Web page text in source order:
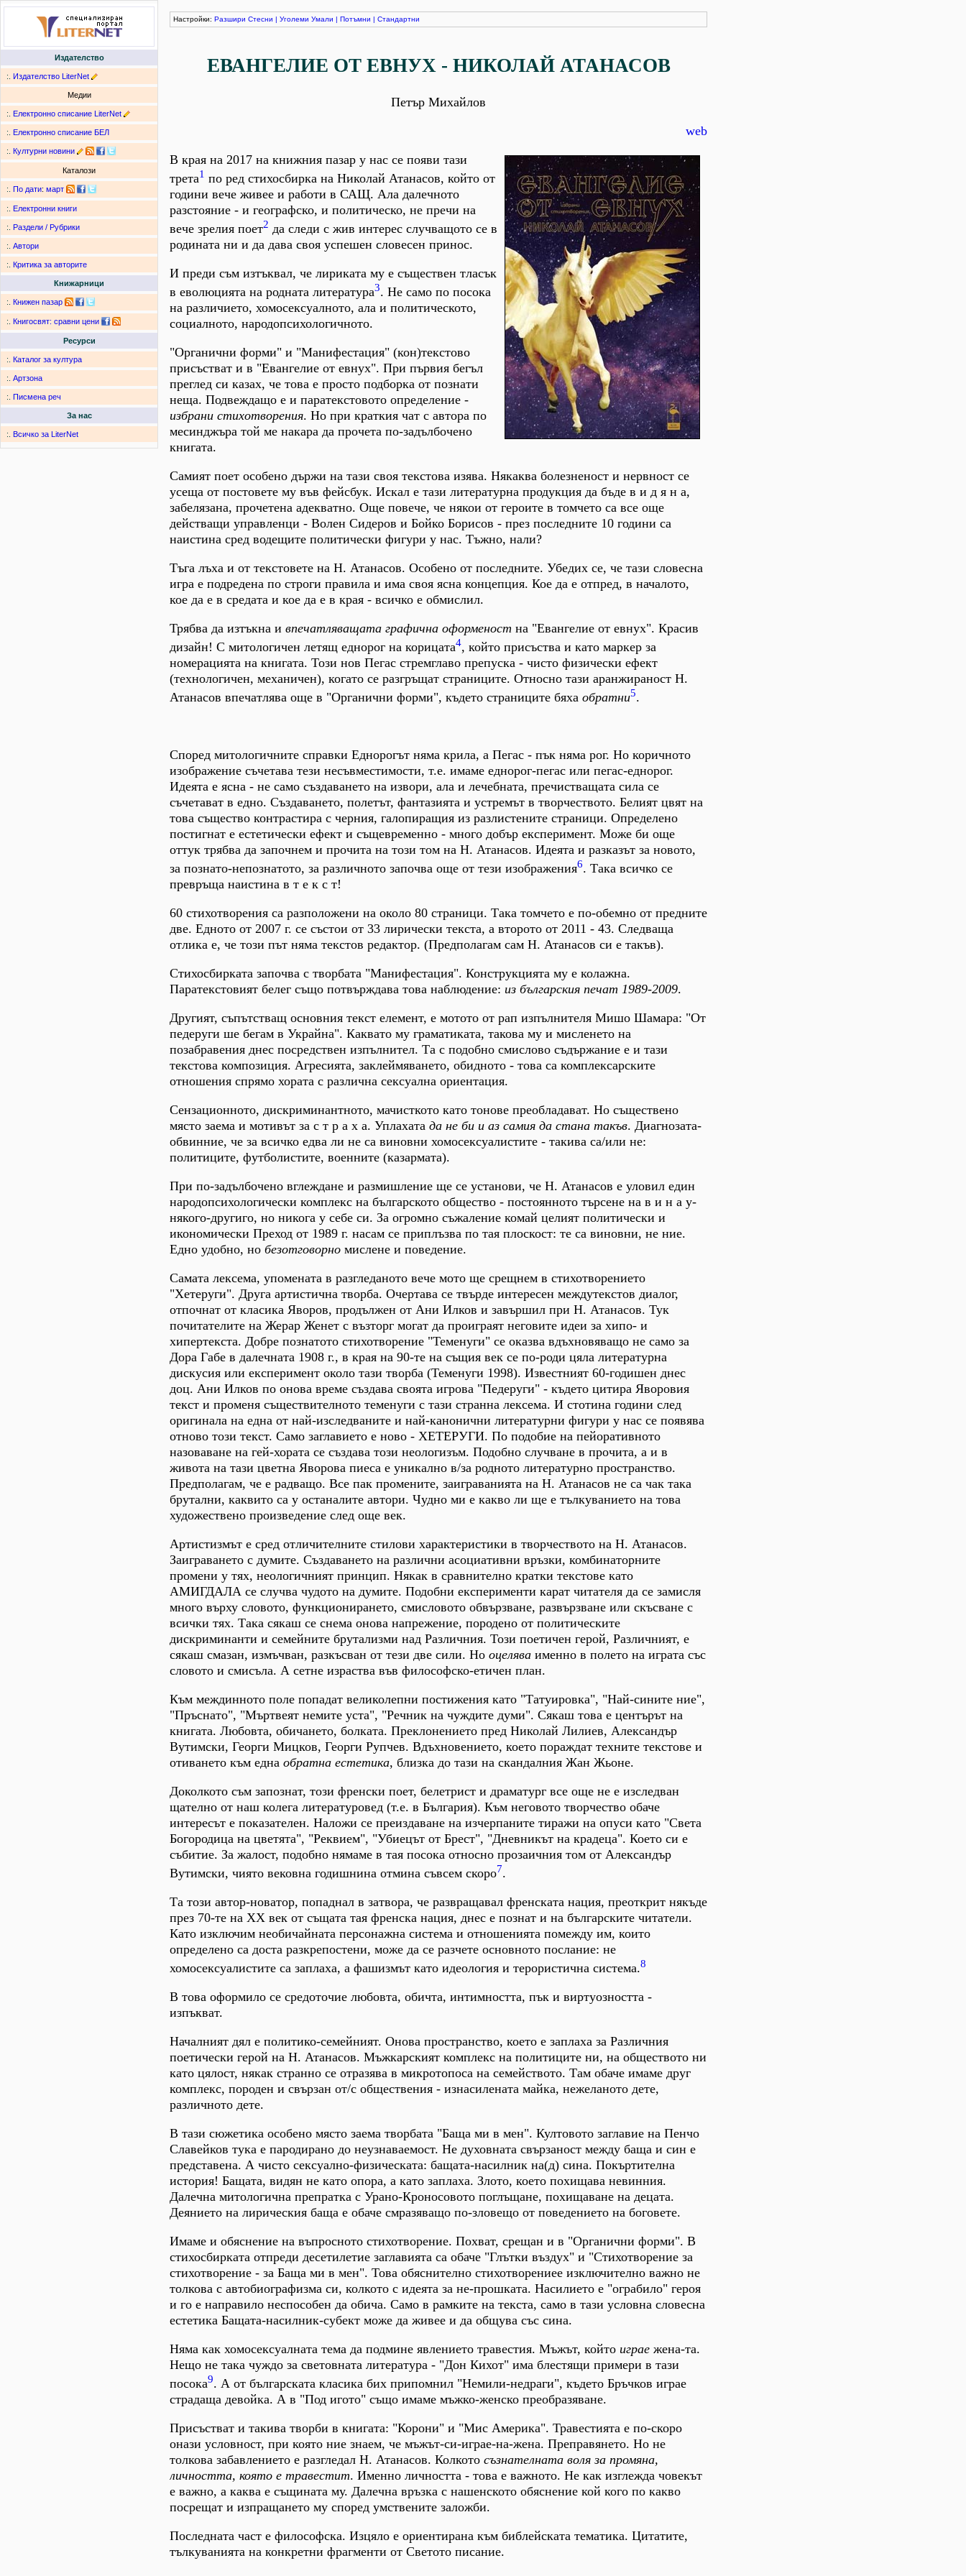
Издателство
:. Издателство LiterNet
Медии
:. Електронно списание LiterNet
:. Електронно списание БЕЛ
:. Културни новини
Каталози
:. По дати: март
:. Електронни книги
:. Раздели / Рубрики
:. Автори
:. Критика за авторите
Книжарници
:. Книжен пазар
:. Книгосвят: сравни цени
Ресурси
:. Каталог за култура
:. Артзона
:. Писмена реч
За нас
:. Всичко за LiterNet
Настройки: Разшири Стесни | Уголеми Умали | Потъмни | Стандартни
ЕВАНГЕЛИЕ ОТ ЕВНУХ - НИКОЛАЙ АТАНАСОВ
Петър Михайлов
web
В края на 2017 на книжния пазар у нас се появи тази
трета1 по ред стихосбирка на Николай Атанасов, който от
години вече живее и работи в САЩ. Ала далечното
разстояние - и географско, и политическо, не пречи на
вече зрелия поет2 да следи с жив интерес случващото се в
родината ни и да дава своя успешен словесен принос.
И преди съм изтъквал, че лириката му е съществен тласък
в еволюцията на родната литература3. Не само по посока
на различието, хомосексуалното, ала и политическото,
социалното, народопсихологичното.
"Органични форми" и "Манифестация" (кон)текстово
присъстват и в "Евангелие от евнух". При първия бегъл
преглед си казах, че това е просто подборка от познати
неща. Подвеждащо е и паратекстовото определение -
избрани стихотворения. Но при краткия чат с автора по
месинджъра той ме накара да прочета по-задълбочено
книгата.
Самият поет особено държи на тази своя текстова изява. Някаква болезненост и нервност се
усеща от постовете му във фейсбук. Искал е тази литературна продукция да бъде в и д я н а,
забелязана, прочетена адекватно. Още повече, че някои от героите в томчето са все още
действащи управленци - Волен Сидеров и Бойко Борисов - през последните 10 години са
наистина сред водещите политически фигури у нас. Тъжно, нали?
Тъга лъха и от текстовете на Н. Атанасов. Особено от последните. Убедих се, че тази словесна
игра е подредена по строги правила и има своя ясна концепция. Кое да е отпред, в началото,
кое да е в средата и кое да е в края - всичко е обмислил.
Трябва да изтъкна и впечатляващата графична оформеност на "Евангелие от евнух". Красив
дизайн! С митологичен летящ еднорог на корицата4, който присъства и като маркер за
номерацията на книгата. Този нов Пегас стремглаво препуска - чисто физически ефект
(технологичен, механичен), когато се разгръщат страниците. Относно тази аранжираност Н.
Атанасов впечатлява още в "Органични форми", където страниците бяха обратни5.
Според митологичните справки Еднорогът няма крила, а Пегас - пък няма рог. Но коричното
изображение съчетава тези несъвместимости, т.е. имаме еднорог-пегас или пегас-еднорог.
Идеята е ясна - не само създаването на извори, ала и лечебната, пречистващата сила се
съчетават в едно. Създаването, полетът, фантазията и устремът в творчеството. Белият цвят на
това същество контрастира с черния, галопиращия из разлистените страници. Определено
постигнат е естетически ефект и същевременно - много добър експеримент. Може би още
оттук трябва да започнем и прочита на този том на Н. Атанасов. Идеята и разказът за новото,
за познато-непознатото, за различното започва още от тези изображения6. Така всичко се
превръща наистина в т е к с т!
60 стихотворения са разположени на около 80 страници. Така томчето е по-обемно от предните
две. Едното от 2007 г. се състои от 33 лирически текста, а второто от 2011 - 43. Следваща
отлика е, че този път няма текстов редактор. (Предполагам сам Н. Атанасов си е такъв).
Стихосбирката започва с творбата "Манифестация". Конструкцията му е колажна.
Паратекстовият белег също потвърждава това наблюдение: из българския печат 1989-2009.
Другият, съпътстващ основния текст елемент, е мотото от рап изпълнителя Мишо Шамара: "От
педеруги ше бегам в Украйна". Каквато му граматиката, такова му и мисленето на
позабравения днес посредствен изпълнител. Та с подобно смислово съдържание е и тази
текстова композиция. Агресията, заклеймяването, обидното - това са комплексарските
отношения спрямо хората с различна сексуална ориентация.
Сензационното, дискриминантното, мачисткото като тонове преобладават. Но съществено
място заема и мотивът за с т р а х а. Уплахата да не би и аз самия да стана такъв. Диагнозата-
обвинние, че за всичко едва ли не са виновни хомосексуалистите - такива са/или не:
политиците, футболистите, военните (казармата).
При по-задълбочено вглеждане и размишление ще се установи, че Н. Атанасов е уловил един
народопсихологически комплекс на българското общество - постоянното търсене на в и н а у-
някого-другиго, но никога у себе си. За огромно съжаление комай целият политически и
икономически Преход от 1989 г. насам се приплъзва по тая плоскост: те са виновни, не ние.
Едно удобно, но безотговорно мислене и поведение.
Самата лексема, упомената в разгледаното вече мото ще срещнем в стихотворението
"Хетеруги". Друга артистична творба. Очертава се твърде интересен междутекстов диалог,
отпочнат от класика Яворов, продължен от Ани Илков и завършил при Н. Атанасов. Тук
почитателите на Жерар Женет с възторг могат да проиграят неговите идеи за хипо- и
хипертекста. Добре познатото стихотворение "Теменуги" се оказва вдъхновяващо не само за
Дора Габе в далечната 1908 г., в края на 90-те на същия век се по-роди цяла литературна
дискусия или експеримент около тази творба (Теменуги 1998). Известният 60-годишен днес
доц. Ани Илков по онова време създава своята игрова "Педеруги" - където цитира Яворовия
текст и променя съществителното теменуги с тази странна лексема. И стотина години след
оригинала на една от най-изследваните и най-канонични литературни фигури у нас се появява
отново този текст. Само заглавието е ново - ХЕТЕРУГИ. По подобие на пейоративното
назоваване на гей-хората се създава този неологизъм. Подобно случване в прочита, а и в
живота на тази цветна Яворова пиеса е уникално в/за родното литературно пространство.
Предполагам, че е радващо. Все пак промените, заиграванията на Н. Атанасов не са чак така
брутални, каквито са у останалите автори. Чудно ми е какво ли ще е тълкуванието на това
художествено произведение след още век.
Артистизмът е сред отличителните стилови характеристики в творчеството на Н. Атанасов.
Заиграването с думите. Създаването на различни асоциативни връзки, комбинаторните
промени у тях, неологичният принцип. Някак в сравнително кратки текстове като
АМИГДАЛА се случва чудото на думите. Подобни експерименти карат читателя да се замисля
много върху словото, функционирането, смисловото обвързване, развързване или скъсване с
всички тях. Така сякаш се снема онова напрежение, породено от политическите
дискриминанти и семейните брутализми над Различния. Този поетичен герой, Различният, е
сякаш смазан, измъчван, разкъсван от тези две сили. Но оцелява именно в полето на играта със
словото и смисъла. А сетне израства във философско-етичен план.
Към междинното поле попадат великолепни постижения като "Татуировка", "Най-сините ние",
"Пръснато", "Мъртвеят немите уста", "Речник на чуждите думи". Сякаш това е центърът на
книгата. Любовта, обичането, болката. Преклонението пред Николай Лилиев, Александър
Вутимски, Георги Мицков, Георги Рупчев. Вдъхновението, което пораждат техните текстове и
отиването към една обратна естетика, близка до тази на скандалния Жан Жьоне.
Доколкото съм запознат, този френски поет, белетрист и драматург все още не е изследван
щателно от наш колега литературовед (т.е. в България). Към неговото творчество обаче
интересът е показателен. Наложи се преиздаване на изчерпаните тиражи на опуси като "Света
Богородица на цветята", "Реквием", "Убиецът от Брест", "Дневникът на крадеца". Което си е
събитие. За жалост, подобно нямаме в тая посока относно прозаичния том от Александър
Вутимски, чиято вековна годишнина отмина съвсем скоро7.
Та този автор-новатор, попаднал в затвора, че развращавал френската нация, преоткрит някъде
през 70-те на ХХ век от същата тая френска нация, днес е познат и на българските читатели.
Като изключим необичайната персонажна система и отношенията помежду им, които
определено са доста разкрепостени, може да се разчете основното послание: не
хомосексуалистите са заплаха, а фашизмът като идеология и терористична система.8
В това оформило се средоточие любовта, обичта, интимността, пък и виртуозността -
изпъкват.
Началният дял е политико-семейният. Онова пространство, което е заплаха за Различния
поетически герой на Н. Атанасов. Мъжкарският комплекс на политиците ни, на обществото ни
като цялост, някак странно се отразява в микротопоса на семейството. Там обаче имаме друг
комплекс, породен и свързан от/с обществения - изнасилената майка, нежеланото дете,
различното дете.
В тази сюжетика особено място заема творбата "Баща ми в мен". Култовото заглавие на Пенчо
Славейков тука е пародирано до неузнаваемост. Не духовната свързаност между баща и син е
представена. А чисто сексуално-физическата: бащата-насилник на(д) сина. Покъртителна
история! Бащата, видян не като опора, а като заплаха. Злото, което похищава невинния.
Далечна митологична препратка с Урано-Кроносовото поглъщане, похищаване на децата.
Деянието на лирическия баща е обаче смразяващо по-зловещо от поведението на боговете.
Имаме и обяснение на въпросното стихотворение. Похват, срещан и в "Органични форми". В
стихосбирката отпреди десетилетие заглавията са обаче "Глътки въздух" и "Стихотворение за
стихотворение - за Баща ми в мен". Това обяснително стихотворениее изключително важно не
толкова с автобиографизма си, колкото с идеята за не-прошката. Насилието е "ограбило" героя
и го е направило неспособен да обича. Само в рамките на текста, само в тази условна словесна
естетика Бащата-насилник-субект може да живее и да общува със сина.
Няма как хомосексуалната тема да подмине явлението травестия. Мъжът, който играе жена-та.
Нещо не така чуждо за световната литература - "Дон Кихот" има блестящи примери в тази
посока9. А от българската класика бих припомнил "Немили-недраги", където Бръчков играе
страдаща девойка. А в "Под игото" също имаме мъжко-женско преобразяване.
Присъстват и такива творби в книгата: "Корони" и "Мис Америка". Травестията е по-скоро
онази условност, при която ние знаем, че мъжът-си-играе-на-жена. Преправянето. Но не
толкова забавлението е разгледал Н. Атанасов. Колкото съзнателната воля за промяна,
личността, която е травестит. Именно личността - това е важното. Не как изглежда човекът
е важно, а каква е същината му. Далечна връзка с нашенското обяснение кой кого по какво
посрещат и изпращането му според умствените заложби.
Последната част е философска. Изцяло е ориентирана към библейската тематика. Цитатите,
тълкуванията на конкретни фрагменти от Светото писание.